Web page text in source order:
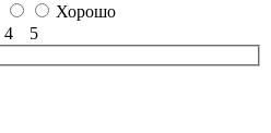
Хорошо
4 5